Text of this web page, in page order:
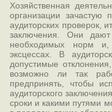
Хозяйственная
организации зачастую
аудиторских проверок,
заключения. Они
необходимых норм
эксцессах. В
допустимые
возможно ли так
предпринять, чтобы
аудиторского
сроки и какими путями